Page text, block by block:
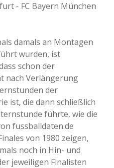
- FC Bayern München
damals an Montagen
wurden, ist
schon der
nach Verlängerung
der
ist, die dann schließlich
führte, wie die
fussballdaten.de
von 1980 zeigen,
noch in Hin- und
jeweiligen Finalisten